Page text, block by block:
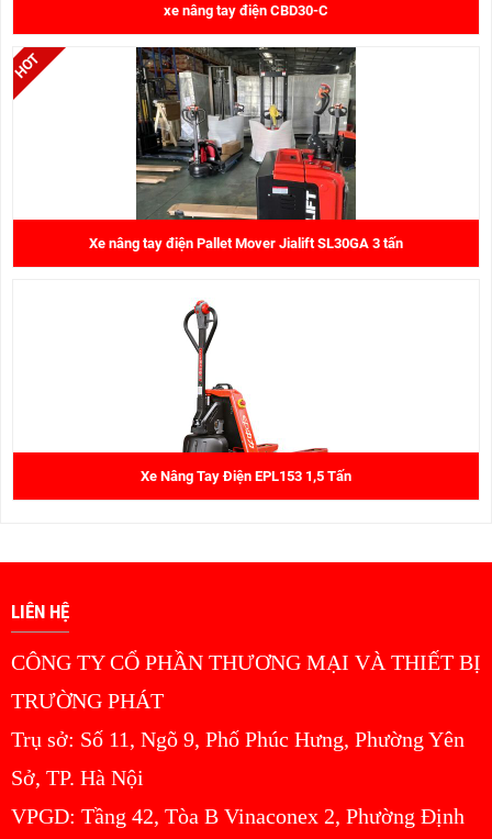
xe nâng tay điện CBD30-C
43.000.000 đ
Xe nâng tay điện Pallet Mover Jialift SL30GA 3 tấn
Xe Nâng Tay Điện EPL153 1,5 Tấn
LIÊN HỆ
CÔNG TY CỔ PHẦN THƯƠNG MẠI VÀ THIẾT BỊ
TRƯỜNG PHÁT
Trụ sở: Số 11, Ngõ 9, Phố Phúc Hưng, Phường Yên
Sở, TP. Hà Nội
VPGD: Tầng 42, Tòa B Vinaconex 2, Phường Định